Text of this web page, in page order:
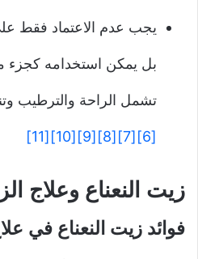
يجب عدم الاعتماد فقط
بل يمكن استخدامه كجزء
تشمل الراحة والترطيب
[6]
[7]
[8]
[9]
[10]
[11]
زيت النعناع وعلاج
فوائد زيت النعناع في